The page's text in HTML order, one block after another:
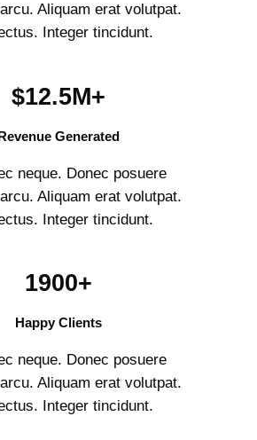
Aliquam erat volutpat.
Integer tincidunt.
$12.5M+
Generated
neque. Donec posuere
Aliquam erat volutpat.
Integer tincidunt.
1900+
Happy Clients
neque. Donec posuere
Aliquam erat volutpat.
Integer tincidunt.